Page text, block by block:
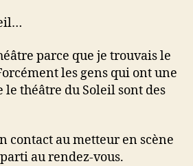
parce que je trouvais le
les gens qui ont une
le théâtre du Soleil sont des
contact au metteur en scène
au rendez-vous.